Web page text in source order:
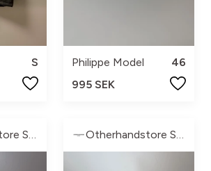
S
Philippe Model
46
995 SEK
Otherhandstore Sweden Otherhandstore Sweden